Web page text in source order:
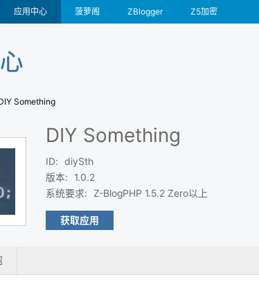
应用中心 菠萝阁 ZBlogger Z5加密
Something
DIY Something
ID:
diySth
版本:
1.0.2
系统要求: Z-BlogPHP 1.5.2 Zero以上
获取应用